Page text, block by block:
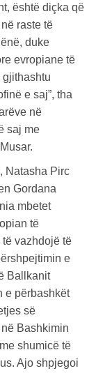
është diçka që
raste të
duke
evropiane të
e saj”, tha
në
saj me
Natasha Pirc
Gordana
mbetet
të
vazhdojë të
e
Ballkanit
e përbashkët
së
Bashkimin
shumicë të
Ajo shpjegoi